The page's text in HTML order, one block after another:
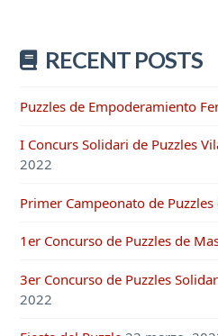
RECENT POSTS
Puzzles de Empoderamiento
I Concurs Solidari de Puzzles
2022
Primer Campeonato de Puzzles
1er Concurso de Puzzles de
3er Concurso de Puzzles
2022